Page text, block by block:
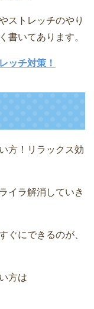
ストレッチのやり
書いてあります。
ッチ対策！
方！リラックス効
イラ解消していき
ぐにできるのが、
方は